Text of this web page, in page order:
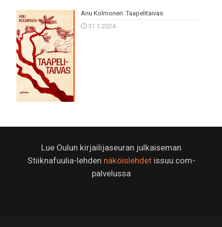
Anu Kolmonen: Taapelitaivas
31.1.2024
Lue Oulun kirjailijaseuran julkaiseman
Stiiknafuulia-lehden näköislehdetissuu.com-
palvelussa